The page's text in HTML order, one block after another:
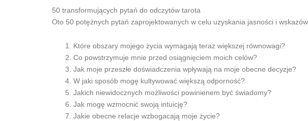
50 transformujących pytań do odczytów tarota
Oto 50 potężnych pytań zaprojektowanych w celu uzyskania jasności i
Które obszary mojego życia wymagają teraz większej równowagi?
Co powstrzymuje mnie przed osiągnięciem moich celów?
Jak moje przeszłe doświadczenia wpływają na moje obecne decyzje?
W jaki sposób mogę kultywować większą odporność?
Jakich niewidocznych możliwości powinienem być świadomy?
Jak mogę wzmocnić swoją intuicję?
Jakie obecne relacje wzbogacają moje życie?